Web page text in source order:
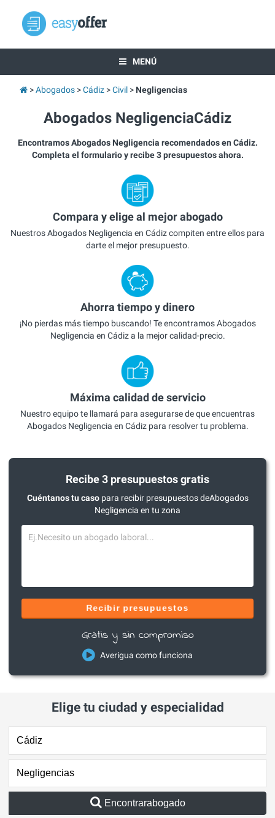
MENÚ
Abogados Cádiz Civil Negligencias
Abogados NegligenciaCádiz
Encontramos Abogados Negligencia recomendados en Cádiz.
Completa el formulario y recibe 3 presupuestos ahora.
Compara y elige al mejor abogado
Nuestros Abogados Negligencia en Cádiz compiten entre ellos para
darte el mejor presupuesto.
Ahorra tiempo y dinero
¡No pierdas más tiempo buscando! Te encontramos Abogados
Negligencia en Cádiz a la mejor calidad-precio.
Máxima calidad de servicio
Nuestro equipo te llamará para asegurarse de que encuentras
Abogados Negligencia en Cádiz para resolver tu problema.
Recibe 3 presupuestos gratis
Cuéntanos tu casopara recibir presupuestos deAbogados
Negligencia en tu zona
Recibir presupuestos
Gratis y sin compromiso
Averigua como funciona
Elige tu ciudad y especialidad
Encontrarabogado